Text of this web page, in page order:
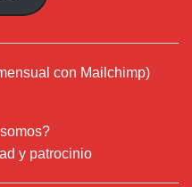
con Mailchimp)
y patrocinio